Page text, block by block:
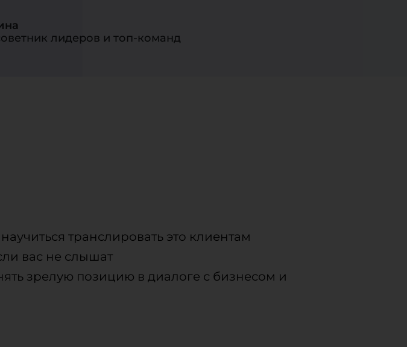
лидеров и топ-команд
транслировать это клиентам
вас не слышат
зрелую позицию в диалоге с бизнесом и